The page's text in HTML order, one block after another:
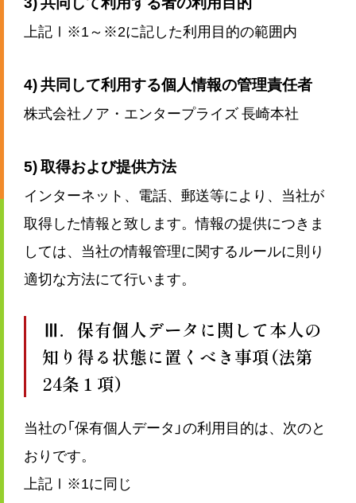
上記Ⅰ※1～※2に記した利用目的の範囲内
4) 共同して利用する個人情報の管理責任者
株式会社ノア・エンタープライズ 長崎本社
5) 取得および提供方法
インターネット、電話、郵送等により、当社が
取得した情報と致します。情報の提供につきま
しては、当社の情報管理に関するルールに則り
適切な方法にて行います。
Ⅲ．保有個人データに関して本人の
知り得る状態に置くべき事項（法第
24条１項）
当社の「保有個人データ」の利用目的は、次のと
おりです。
上記Ⅰ※1に同じ